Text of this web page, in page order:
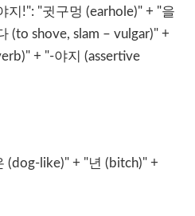
지 !": "귓구멍 (earhole)" + "을
(to shove, slam – vulgar)" +
+ "-야지 (assertive
(dog-like)" + "년 (bitch)" +